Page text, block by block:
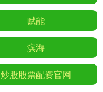
赋能
滨海
炒股股票配资官网